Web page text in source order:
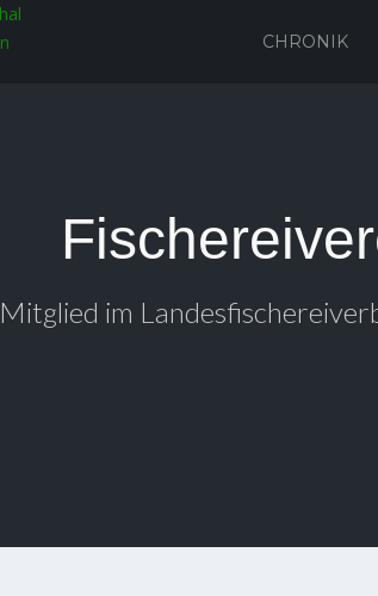
CHRONIK
Mitglied im